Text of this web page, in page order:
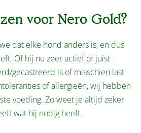
voor Nero Gold?
dat elke hond anders is, en dus
Of hij nu zeer actief of juist
gecastreerd is of misschien last
of allergieën, wij hebben
voeding. Zo weet je altijd zeker
wat hij nodig heeft.